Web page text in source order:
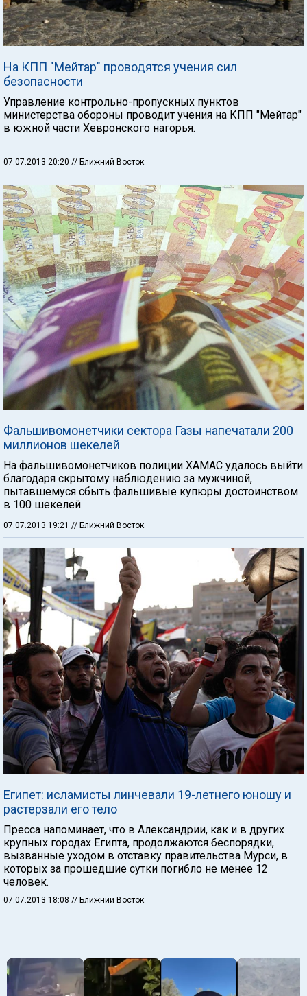
На КПП "Мейтар" проводятся учения сил
безопасности
Управление контрольно-пропускных пунктов
министерства обороны проводит учения на КПП "Мейтар"
в южной части Хевронского нагорья.
07.07.2013 20:20 // Ближний Восток
Фальшивомонетчики сектора Газы напечатали 200
миллионов шекелей
На фальшивомонетчиков полиции ХАМАС удалось выйти
благодаря скрытому наблюдению за мужчиной,
пытавшемуся сбыть фальшивые купюры достоинством
в 100 шекелей.
07.07.2013 19:21 // Ближний Восток
Египет: исламисты линчевали 19-летнего юношу и
растерзали его тело
Пресса напоминает, что в Александрии, как и в других
крупных городах Египта, продолжаются беспорядки,
вызванные уходом в отставку правительства Мурси, в
которых за прошедшие сутки погибло не менее 12
человек.
07.07.2013 18:08 // Ближний Восток